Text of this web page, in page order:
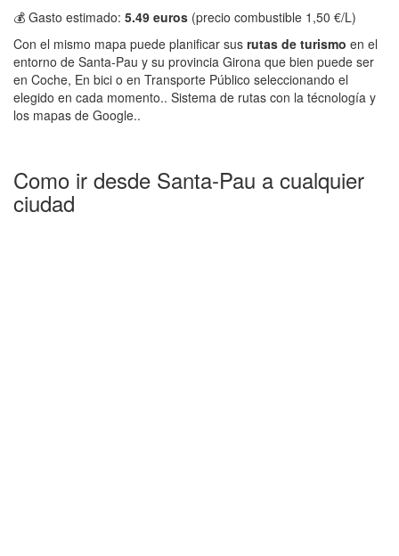
💰 Gasto estimado: 5.49 euros (precio combustible 1,50 €/L)
Con el mismo mapa puede planificar sus rutas de turismo en el
entorno de Santa-Pau y su provincia Girona que bien puede ser
en Coche, En bici o en Transporte Público seleccionando el
elegido en cada momento.. Sistema de rutas con la técnología y
los mapas de Google..
Como ir desde Santa-Pau a cualquier
ciudad